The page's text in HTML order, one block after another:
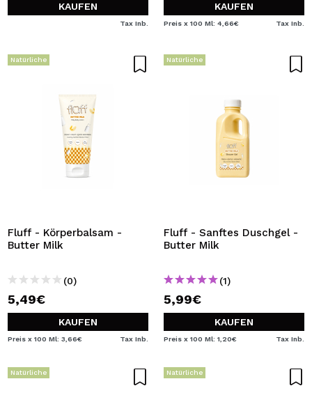
KAUFEN
Tax Inb.
KAUFEN
Preis x 100 Ml: 4,66€ Tax Inb.
Natürliche
Fluff - Körperbalsam -
Butter Milk
(0)
5,49€
KAUFEN
Preis x 100 Ml: 3,66€ Tax Inb.
Natürliche
Fluff - Sanftes Duschgel -
Butter Milk
(1)
5,99€
KAUFEN
Preis x 100 Ml: 1,20€ Tax Inb.
Natürliche Natürliche